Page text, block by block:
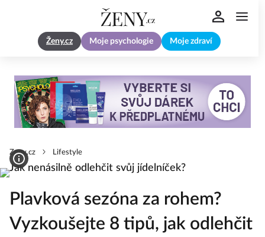
Ženy.cz Moje psychologie Moje zdraví
Zeny.cz Lifestyle
Plavková sezóna za rohem?
Vyzkoušejte 8 tipů, jak odlehčit